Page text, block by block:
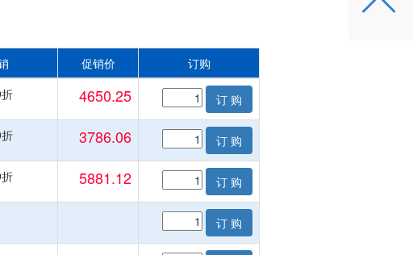
促销价
订购
4650.25 订 购
3786.06 订 购
5881.12 订 购
订 购